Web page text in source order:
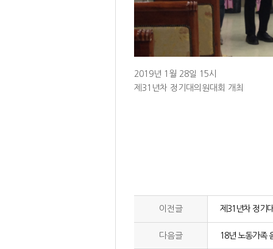
2019년 1월 28일 15시
제31년차 정기대의원대회 개최
이전글 제31년차 정기
다음글 18년 노동가족